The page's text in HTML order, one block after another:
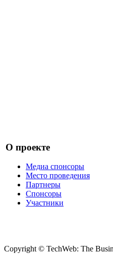
О проекте
Медиа спонсоры
Место проведения
Партнеры
Спонсоры
Участники
Copyright © TechWeb: The